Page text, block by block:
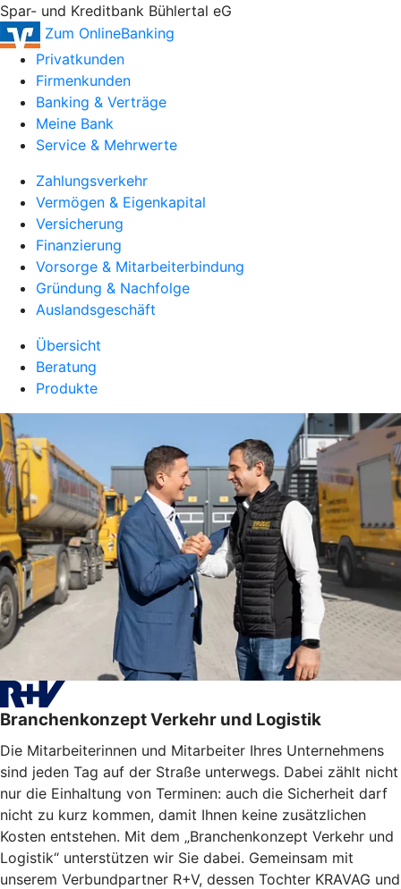
Spar- und Kreditbank Bühlertal eG
Zum OnlineBanking
Privatkunden
Firmenkunden
Banking & Verträge
Meine Bank
Service & Mehrwerte
Zahlungsverkehr
Vermögen & Eigenkapital
Versicherung
Finanzierung
Vorsorge & Mitarbeiterbindung
Gründung & Nachfolge
Auslandsgeschäft
Übersicht
Beratung
Produkte
Branchenkonzept Verkehr und Logistik
Die Mitarbeiterinnen und Mitarbeiter Ihres Unternehmens
sind jeden Tag auf der Straße unterwegs. Dabei zählt nicht
nur die Einhaltung von Terminen: auch die Sicherheit darf
nicht zu kurz kommen, damit Ihnen keine zusätzlichen
Kosten entstehen. Mit dem „Branchenkonzept Verkehr und
Logistik“ unterstützen wir Sie dabei. Gemeinsam mit
unserem Verbundpartner R+V, dessen Tochter KRAVAG und